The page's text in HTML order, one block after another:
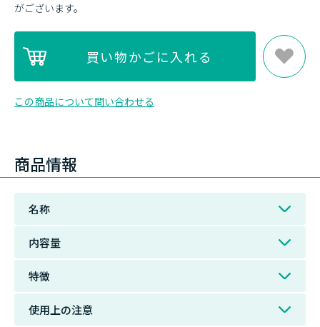
がございます。
この商品について問い合わせる
商品情報
名称
内容量
特徴
使用上の注意